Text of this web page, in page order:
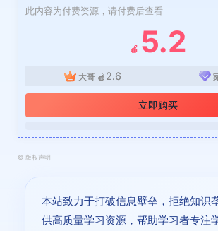
此内容为付费资源，请付费后查看
🍎 5.2
大哥 🍎 2.6
立即购买
© 版权声明
本站致力于打破信息壁垒，拒绝知识
供高质量学习资源，帮助学习者专注